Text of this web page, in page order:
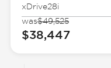
xDrive28i
was$49,525
$38,447